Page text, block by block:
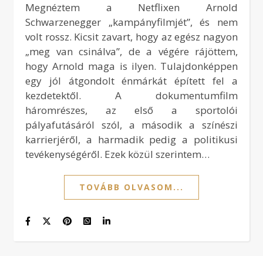
Megnéztem a Netflixen Arnold
Schwarzenegger „kampányfilmjét”, és nem
volt rossz. Kicsit zavart, hogy az egész nagyon
„meg van csinálva”, de a végére rájöttem,
hogy Arnold maga is ilyen. Tulajdonképpen
egy jól átgondolt énmárkát épített fel a
kezdetektől. A dokumentumfilm
háromrészes, az első a sportolói
pályafutásáról szól, a második a színészi
karrierjéről, a harmadik pedig a politikusi
tevékenységéről. Ezek közül szerintem…
TOVÁBB OLVASOM...